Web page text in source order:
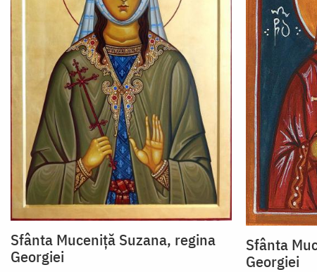
Sfânta Muceniță Suzana, regina
Georgiei
Sfânta
Georgiei